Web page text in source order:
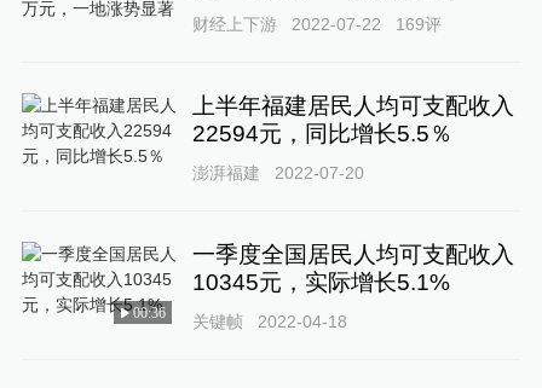
财经上下游 2022-07-22 169评
上半年福建居民人均可支配收入
22594元，同比增长5.5％
澎湃福建 2022-07-20
00:36
一季度全国居民人均可支配收入
10345元，实际增长5.1%
关键帧 2022-04-18